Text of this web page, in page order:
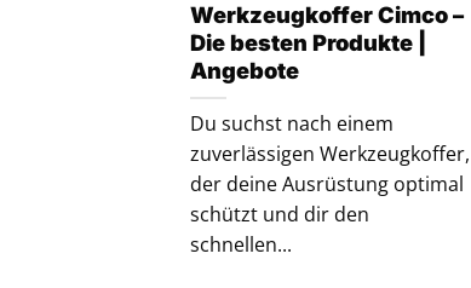
Werkzeugkoffer Cimco –
Die besten Produkte |
Angebote
Du suchst nach einem
zuverlässigen Werkzeugkoffer,
der deine Ausrüstung optimal
schützt und dir den
schnellen...